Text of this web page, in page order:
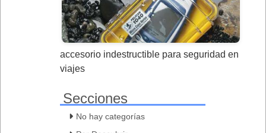
accesorio indestructible para seguridad en
viajes
Secciones
No hay categorías